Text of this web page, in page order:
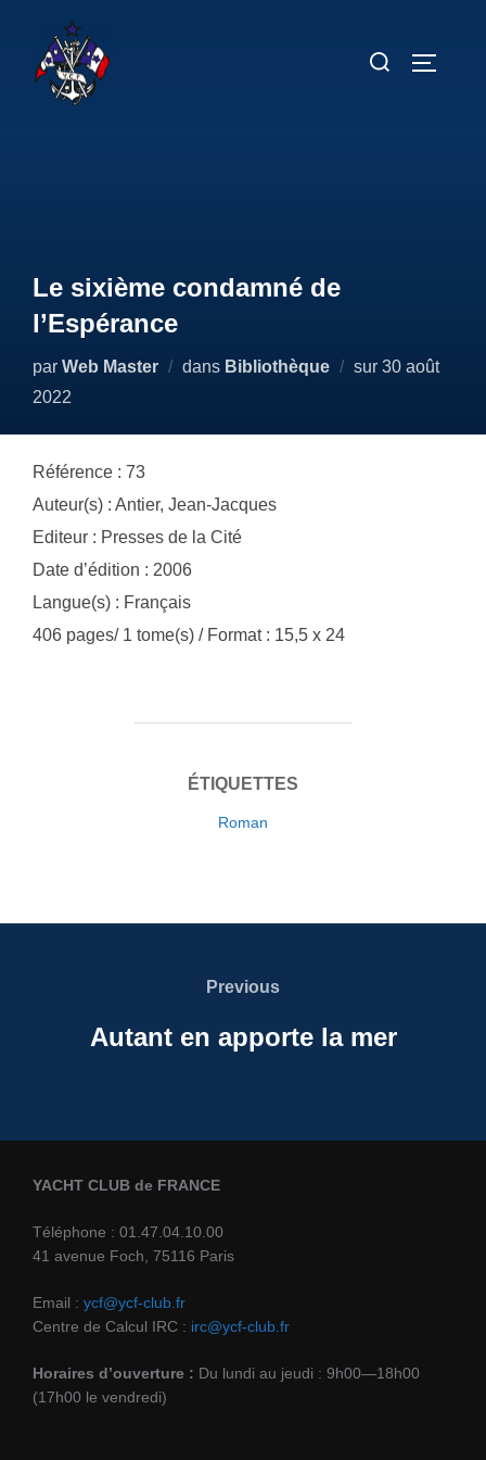
contenu
Rechercher :
Le sixième condamné de
l’Espérance
par Web Master dans Bibliothèque sur Publié
30 août
2022
Référence : 73
Auteur(s) : Antier, Jean-Jacques
Editeur : Presses de la Cité
Date d’édition : 2006
Langue(s) : Français
406 pages/ 1 tome(s) / Format : 15,5 x 24
ÉTIQUETTES
Roman
Previous
Previous
Autant en apporte la mer
YACHT CLUB de FRANCE
Téléphone : 01.47.04.10.00
41 avenue Foch, 75116 Paris
Email : ycf@ycf-club.fr
Centre de Calcul IRC : irc@ycf-club.fr
Horaires d’ouverture : Du lundi au jeudi : 9h00—18h00
(17h00 le vendredi)